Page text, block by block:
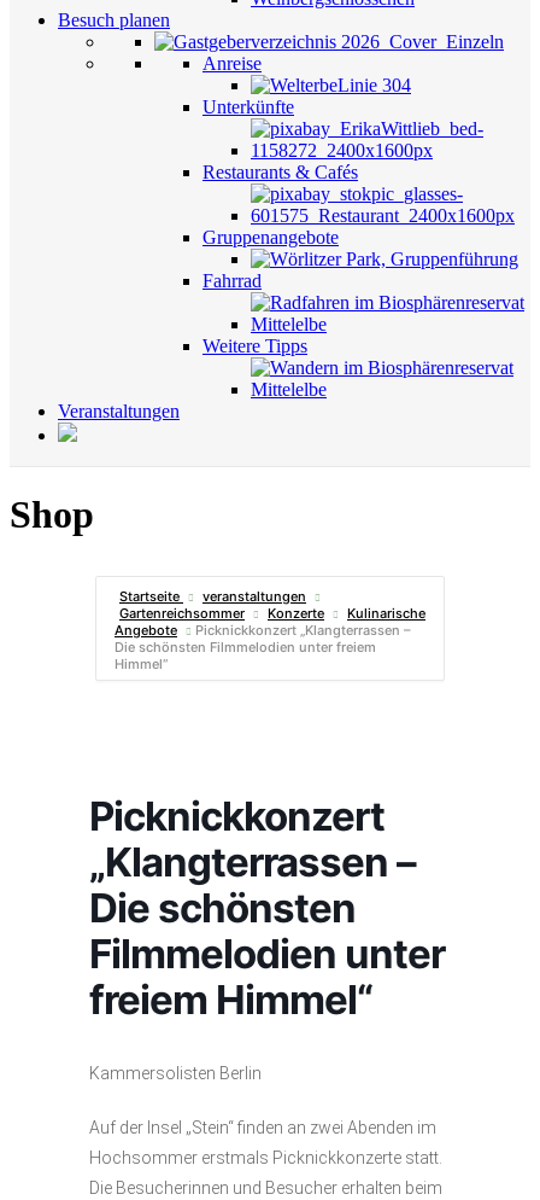
Besuch planen
Anreise
Unterkünfte
Restaurants & Cafés
Gruppenangebote
Fahrrad
Weitere Tipps
Veranstaltungen
Shop
Startseite
veranstaltungen
Gartenreichsommer
Konzerte
Kulinarische
Angebote
Picknickkonzert „Klangterrassen –
Die schönsten Filmmelodien unter freiem
Himmel“
Picknickkonzert
„Klangterrassen –
Die schönsten
Filmmelodien unter
freiem Himmel“
Kammersolisten Berlin
Auf der Insel „Stein“ finden an zwei Abenden im
Hochsommer erstmals Picknickkonzerte statt.
Die Besucherinnen und Besucher erhalten beim